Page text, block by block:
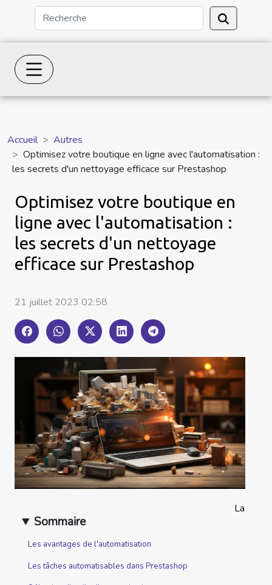
Accueil
Autres
Optimisez votre boutique en ligne avec l'automatisation :
les secrets d'un nettoyage efficace sur Prestashop
Optimisez votre boutique en
ligne avec l'automatisation :
les secrets d'un nettoyage
efficace sur Prestashop
21 juillet 2023 02:58
Sommaire
Les avantages de l'automatisation
Les tâches automatisables dans Prestashop
La